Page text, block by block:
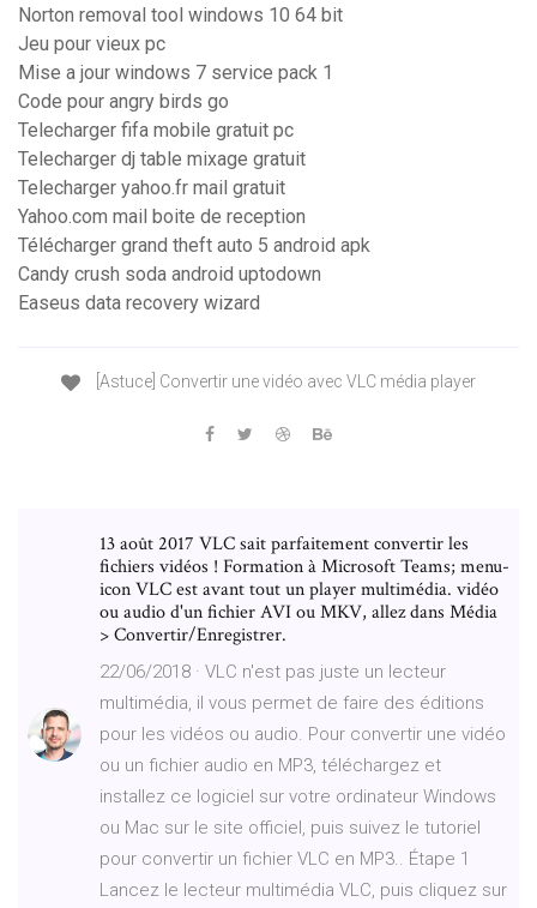
Norton removal tool windows 10 64 bit
Jeu pour vieux pc
Mise a jour windows 7 service pack 1
Code pour angry birds go
Telecharger fifa mobile gratuit pc
Telecharger dj table mixage gratuit
Telecharger yahoo.fr mail gratuit
Yahoo.com mail boite de reception
Télécharger grand theft auto 5 android apk
Candy crush soda android uptodown
Easeus data recovery wizard
[Astuce] Convertir une vidéo avec VLC média player
13 août 2017 VLC sait parfaitement convertir les
fichiers vidéos ! Formation à Microsoft Teams; menu-
icon VLC est avant tout un player multimédia. vidéo
ou audio d'un fichier AVI ou MKV, allez dans Média
> Convertir/Enregistrer.
22/06/2018 · VLC n'est pas juste un lecteur
multimédia, il vous permet de faire des éditions
pour les vidéos ou audio. Pour convertir une vidéo
ou un fichier audio en MP3, téléchargez et
installez ce logiciel sur votre ordinateur Windows
ou Mac sur le site officiel, puis suivez le tutoriel
pour convertir un fichier VLC en MP3.. Étape 1
Lancez le lecteur multimédia VLC, puis cliquez sur